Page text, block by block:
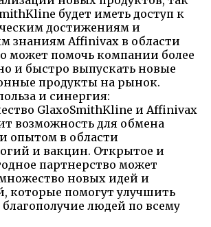
будет иметь доступ к
достижениям и
знаниям Affinivax в области
может помочь компании более
и быстро выпускать новые
продукты на рынок.
и синергия:
GlaxoSmithKline и Affinivax
возможность для обмена
опытом в области
и вакцин. Открытое и
партнерство может
новых идей и
которые помогут улучшить
благополучие людей по всему